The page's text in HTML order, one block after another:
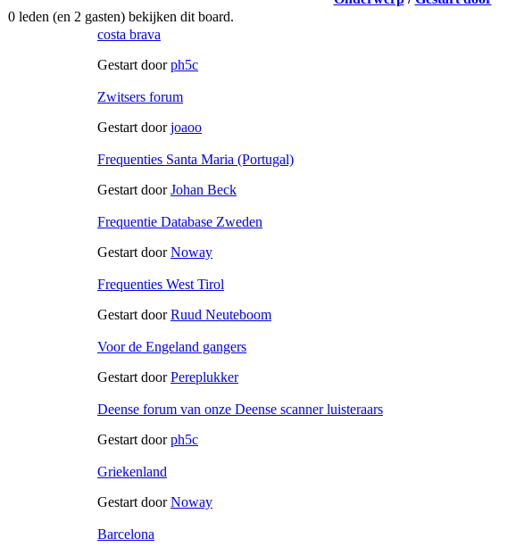
0 leden (en 2 gasten) bekijken dit board.
costa brava
Gestart doorph5c
Zwitsers forum
Gestart doorjoaoo
Frequenties Santa Maria (Portugal)
Gestart doorJohan Beck
Frequentie Database Zweden
Gestart doorNoway
Frequenties West Tirol
Gestart doorRuud Neuteboom
Voor de Engeland gangers
Gestart doorPereplukker
Deense forum van onze Deense scanner luisteraars
Gestart doorph5c
Griekenland
Gestart doorNoway
Barcelona